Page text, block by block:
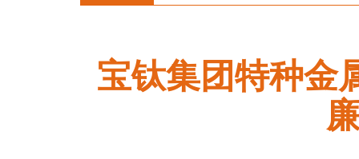
宝钛集团特种金